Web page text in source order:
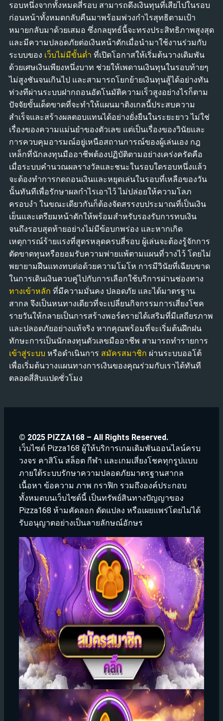
รอบหนึ่งจากทั้งหมดสี่รอบ สามารถดึงเงินทุนที่เสียไปในรอบ
ก่อนหน้าทั้งหมดกลับคืนมาพร้อมพ่วงกำไรสุทธิตามเป้า
หมายกลับมาด้วยเสมอ ซึ่งกลยุทธ์นี้จะทรงประสิทธิภาพสูงสุด
และมีความปลอดภัยต่อเงินหน้าตักเมื่อนำมาใช้งานร่วมกับ
ระบบของ เว็บไม่มีขั้นต่ำ ที่เปิดโอกาสให้เริ่มต้นวางเดิมพัน
ด้วยเศษเงินเพียงหนึ่งบาท ช่วยให้เพดานเงินทุนในรอบท้ายๆ
ไม่สูงชันจนเกินไป และสามารถโยกย้ายเงินทุนสู้ได้อย่างทัน
ท่วงทีผ่านระบบฝากถอนอัตโนมัติความเร็วสูงอย่างไรก็ตาม
ปัจจัยขั้นเด็ดขาดที่จะทำให้แผนมาติงเกลนี้ประสบความ
สำเร็จและสร้างผลตอบแทนได้อย่างยั่งยืนในระยะยาว ไม่ใช่
เรื่องของความแม่นยำของตัวเลข แต่เป็นเรื่องของวินัยและ
การควบคุมอารมณ์อยู่เหนือสถานการณ์ของผู้เล่นเอง กฎ
เหล็กที่นักลงทุนมืออาชีพต้องปฏิบัติตามอย่างเคร่งครัดคือ
เมื่อระบบคำนวณผลรางวัลและชนะในรอบใดรอบหนึ่งแล้ว
จะต้องทำการกดถอนเงินและหยุดเล่นในรอบที่เหลือของวัน
นั้นทันทีเพื่อรักษาผลกำไรเอาไว้ ไม่ปล่อยให้ความโลภ
ครอบงำ ในขณะเดียวกันก็ต้องจัดสรรงบประมาณที่เป็นเงิน
เย็นและเตรียมหน้าตักให้พร้อมสำหรับรองรับการทบเงิน
จนถึงรอบสุดท้ายอย่างไม่มีข้อบกพร่อง และหากเกิด
เหตุการณ์ร้ายแรงที่สูตรหลุดครบสี่รอบ ผู้เล่นจะต้องรู้จักการ
ตัดขาดทุนหรือยอมรับความพ่ายแพ้ตามแผนที่วางไว้ โดยไม่
พยายามฝืนแทงทบต่อด้วยความโมโห การมีวินัยที่เฉียบขาด
ในการเดินเงินควบคู่ไปกับการเลือกใช้บริการผ่านช่องทาง
ทางเข้าหลัก ที่มีความมั่นคง ปลอดภัย และได้มาตรฐาน
สากล จึงเป็นหนทางเดียวที่จะเปลี่ยนกิจกรรมการเสี่ยงโชค
รายวันให้กลายเป็นการสร้างพอร์ตรายได้เสริมที่มีเสถียรภาพ
และปลอดภัยอย่างแท้จริง หากคุณพร้อมที่จะเริ่มต้นฝึกฝน
ทักษะการเป็นนักลงทุนตัวเลขมืออาชีพ สามารถทำรายการ
เข้าสู่ระบบ หรือดำเนินการ สมัครสมาชิก ผ่านระบบออโต้
เพื่อเริ่มต้นวางแผนทางการเงินของคุณร่วมกับเราได้ทันที
ตลอดสี่สิบแปดชั่วโมง
© 2025 PIZZA168 – All Rights Reserved.
เว็บไซต์ Pizza168 ผู้ให้บริการเกมเดิมพันออนไลน์ครบ
วงจร คาสิโน สล็อต กีฬา และเกมเสี่ยงโชคทุกรูปแบบ
ภายใต้ระบบรักษาความปลอดภัยมาตรฐานสากล
เนื้อหา ข้อความ ภาพ กราฟิก รวมถึงองค์ประกอบ
ทั้งหมดบนเว็บไซต์นี้ เป็นทรัพย์สินทางปัญญาของ
Pizza168 ห้ามคัดลอก ดัดแปลง หรือเผยแพร่โดยไม่ได้
รับอนุญาตอย่างเป็นลายลักษณ์อักษร